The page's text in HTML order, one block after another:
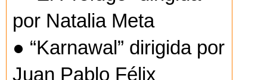
por Natalia Meta
● “Karnawal” dirigida por
Juan Pablo Félix